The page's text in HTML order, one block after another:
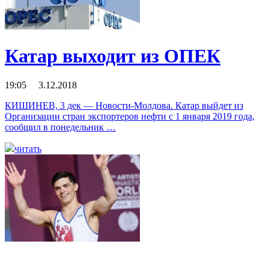
Катар выходит из ОПЕК
19:05 3.12.2018
КИШИНЕВ, 3 дек — Новости-Молдова. Катар выйдет из
Организации стран экспортеров нефти с 1 января 2019 года,
сообщил в понедельник …
читать